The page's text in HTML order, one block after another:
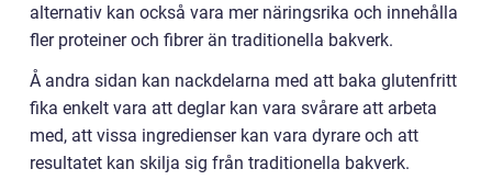
alternativ kan också vara mer näringsrika och innehålla
fler proteiner och fibrer än traditionella bakverk.
Å andra sidan kan nackdelarna med att baka glutenfritt
fika enkelt vara att deglar kan vara svårare att arbeta
med, att vissa ingredienser kan vara dyrare och att
resultatet kan skilja sig från traditionella bakverk.